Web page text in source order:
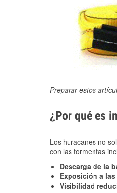
Preparar estos
¿Por qué es
Los huracanes no
con las tormentas
Descarga de la
Exposición a
Visibilidad